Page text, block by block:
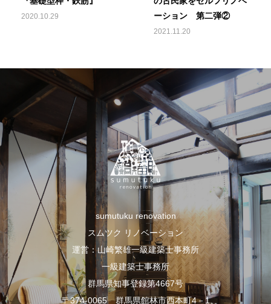
2020.10.29
ーション 第二弾②
2021.11.20
sumutuku renovation
スムツク リノベーション
運営：山崎繁雄一級建築士事務所
一級建築士事務所
群馬県知事登録第4667号
〒374-0065 群馬県館林市西本町4－1